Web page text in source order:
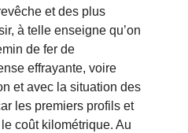
et des plus
à telle enseigne qu’on
de fer de
effrayante, voire
et avec la situation des
les premiers profils et
coût kilométrique. Au